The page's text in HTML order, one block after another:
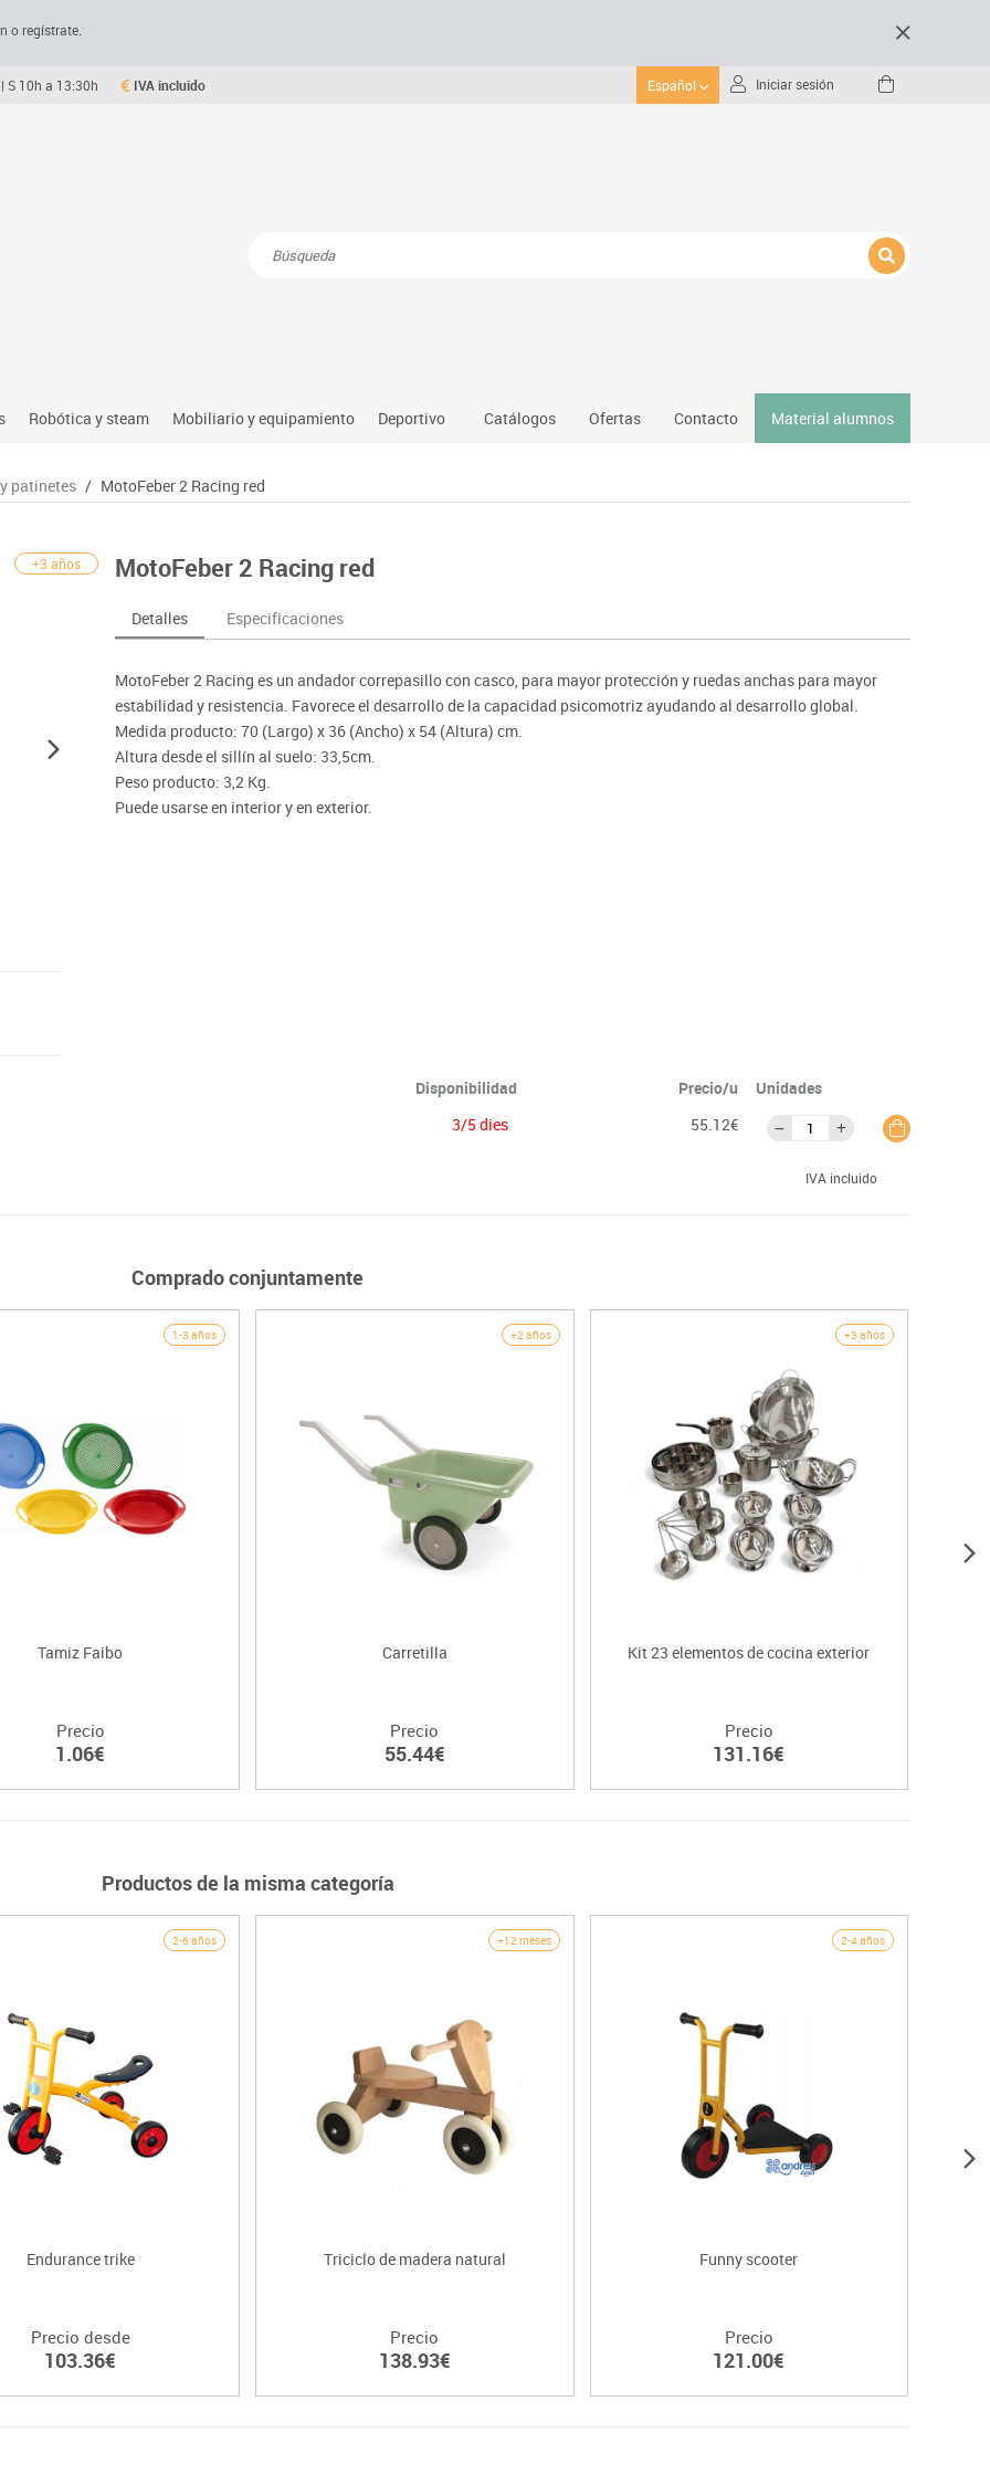
o regístrate.
S 10h a 13:30h IVA incluido Español Iniciar sesión
natural, social y cultural
de mesa
e idiomas
Ordenadores y tablets
Soportes
Videoproyección
Robótica y steam
Robótica educativa
Tinkering
Mobiliario y equipamiento
Mesas comedor plegables y desplegables
Mobiliario oficina y despacho
Mesas escolares, abatibles y polivalentes
Percheros, baldas y taquillas
Sillas, bancos y taburetes
Deportivo
Entrenamiento
Foam
Deportes raqueta
Gimnasia rítmica
Catálogos Ofertas Contacto Material alumnos
patinetes / MotoFeber 2 Racing red
+3 años MotoFeber 2 Racing red
Detalles Especificaciones
MotoFeber 2 Racing es un andador correpasillo con casco, para mayor protección y ruedas anchas para mayor
estabilidad y resistencia. Favorece el desarrollo de la capacidad psicomotriz ayudando al desarrollo global.
Medida producto: 70 (Largo) x 36 (Ancho) x 54 (Altura) cm.
Altura desde el sillín al suelo: 33,5cm.
Peso producto: 3,2 Kg.
Puede usarse en interior y en exterior.
Disponibilidad Precio/u
Unidades
3/5 dies 55.12€
IVA incluido
Comprado conjuntamente
1-3 años
Tamiz Faibo
Precio
1.06€
+2 años
Carretilla
Precio
55.44€
+3 años
Kit 23 elementos de cocina exterior
Precio
131.16€
Productos de la misma categoría
2-6 años
Endurance trike
Precio desde
103.36€
+12 meses
Triciclo de madera natural
Precio
138.93€
2-4 años
Funny scooter
Precio
121.00€